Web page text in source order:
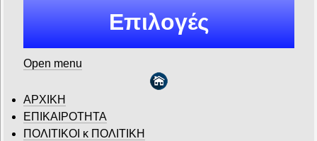
Επιλογές
Open menu
ΑΡΧΙΚΗ
ΕΠΙΚΑΙΡΟΤΗΤΑ
ΠΟΛΙΤΙΚΟΙ κ ΠΟΛΙΤΙΚΗ